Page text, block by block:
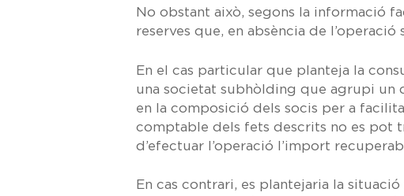
No obstant això, segons la informació
reserves que, en absència de l’operació
En el cas particular que planteja la
una societat subhòlding que agrupi un
en la composició dels socis per a
comptable dels fets descrits no es pot
d’efectuar l’operació l’import
En cas contrari, es plantejaria la